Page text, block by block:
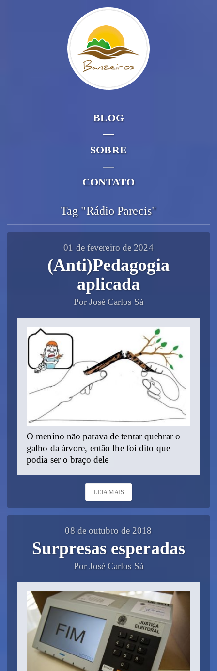
BLOG
—
SOBRE
—
CONTATO
Tag "Rádio Parecis"
01 de fevereiro de 2024
(Anti)Pedagogia
aplicada
Por José Carlos Sá
O menino não parava de tentar quebrar o
galho da árvore, então lhe foi dito que
podia ser o braço dele
LEIA MAIS
08 de outubro de 2018
Surpresas esperadas
Por José Carlos Sá